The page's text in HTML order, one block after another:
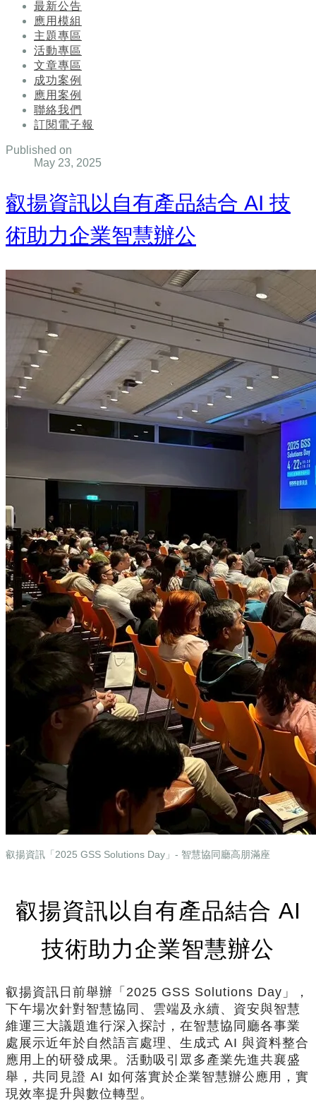
最新公告
應用模組
主題專區
活動專區
文章專區
成功案例
應用案例
聯絡我們
訂閱電子報
Published on
May 23, 2025
叡揚資訊以自有產品結合 AI 技
術助力企業智慧辦公
叡揚資訊「2025 GSS Solutions Day」- 智慧協同廳高朋滿座
叡揚資訊以自有產品結合 AI
技術助力企業智慧辦公
叡揚資訊日前舉辦「2025 GSS Solutions Day」，
下午場次針對智慧協同、雲端及永續、資安與智慧
維運三大議題進行深入探討，在智慧協同廳各事業
處展示近年於自然語言處理、生成式 AI 與資料整合
應用上的研發成果。活動吸引眾多產業先進共襄盛
舉，共同見證 AI 如何落實於企業智慧辦公應用，實
現效率提升與數位轉型。